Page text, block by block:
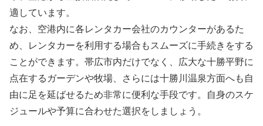
適しています。
なお、空港内に各レンタカー会社のカウンターがあるた
め、レンタカーを利用する場合もスムーズに手続きをする
ことができます。帯広市内だけでなく、広大な十勝平野に
点在するガーデンや牧場、さらには十勝川温泉方面へも自
由に足を延ばせるため非常に便利な手段です。自身のスケ
ジュールや予算に合わせた選択をしましょう。